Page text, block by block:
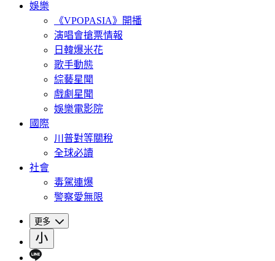
娛樂
《VPOPASIA》開播
演唱會搶票情報
日韓爆米花
歌手動態
綜藝星聞
戲劇星聞
娛樂電影院
國際
川普對等關稅
全球必讀
社會
毒駕連爆
警察愛無限
更多